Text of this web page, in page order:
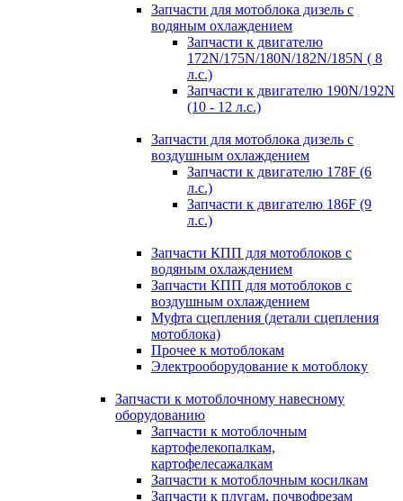
Запчасти для мотоблока дизель с
водяным охлаждением
Запчасти к двигателю
172N/175N/180N/182N/185N ( 8
л.с.)
Запчасти к двигателю 190N/192N
(10 - 12 л.с.)
Запчасти для мотоблока дизель с
воздушным охлаждением
Запчасти к двигателю 178F (6
л.с.)
Запчасти к двигателю 186F (9
л.с.)
Запчасти КПП для мотоблоков с
водяным охлаждением
Запчасти КПП для мотоблоков с
воздушным охлаждением
Муфта сцепления (детали сцепления
мотоблока)
Прочее к мотоблокам
Электрооборудование к мотоблоку
Запчасти к мотоблочному навесному
оборудованию
Запчасти к мотоблочным
картофелекопалкам,
картофелесажалкам
Запчасти к мотоблочным косилкам
Запчасти к плугам, почвофрезам